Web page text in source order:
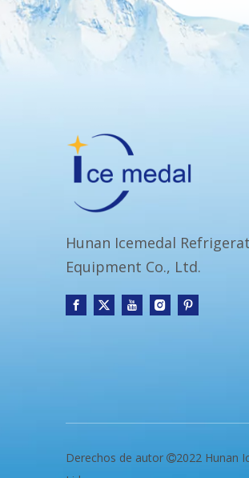
Hunan Icemedal
Equipment Co., Ltd.
Derechos de autor 2022 Hunan